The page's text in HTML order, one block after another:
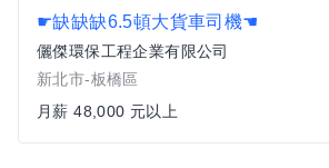
☛缺缺缺6.5頓大貨車司機☚
儷傑環保工程企業有限公司
新北市-板橋區
月薪 48,000 元以上